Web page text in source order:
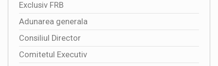
Exclusiv FRB
Adunarea generala
Consiliul Director
Comitetul Executiv